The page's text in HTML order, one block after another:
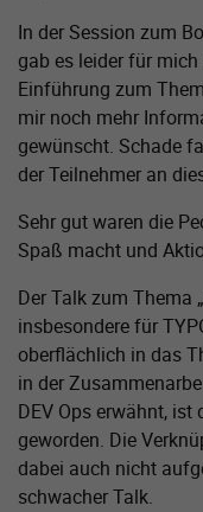
In der Session zum
gab es leider für
Einführung zum
mir noch mehr
gewünscht. Schade
der Teilnehmer an
Sehr gut waren die
Spaß macht und
Der Talk zum Thema
insbesondere für
oberflächlich in das
in der
DEV Ops erwähnt,
geworden. Die
dabei auch nicht
schwacher Talk.